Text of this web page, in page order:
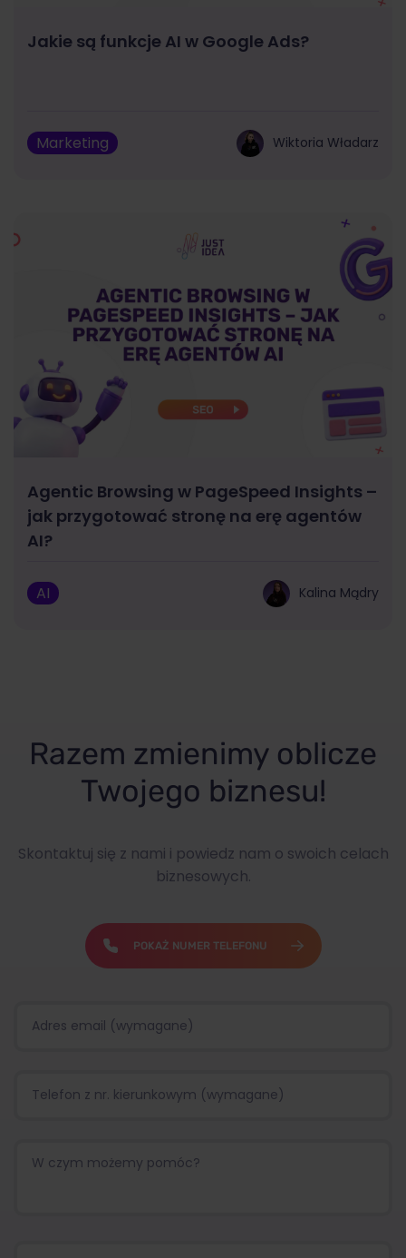
Jakie są funkcje AI w Google Ads?
Marketing Wiktoria Władarz
Agentic Browsing w PageSpeed Insights –
jak przygotować stronę na erę agentów
AI?
AI Kalina Mądry
Razem zmienimy oblicze
Twojego biznesu!
Skontaktuj się z nami i powiedz nam o swoich celach
biznesowych.
POKAŻ NUMER TELEFONU